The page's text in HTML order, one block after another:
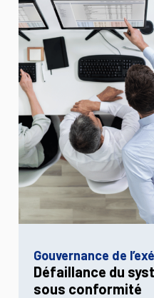
Gouvernance de
Défaillance du
sous conformité